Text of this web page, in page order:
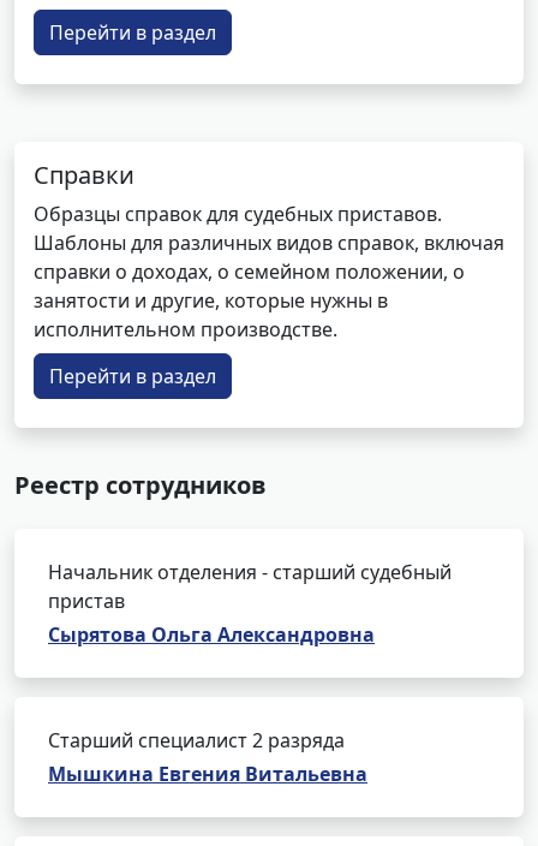
Перейти в раздел
Справки
Образцы справок для судебных приставов.
Шаблоны для различных видов справок, включая
справки о доходах, о семейном положении, о
занятости и другие, которые нужны в
исполнительном производстве.
Перейти в раздел
Реестр сотрудников
Начальник отделения - старший судебный
пристав
Сырятова Ольга Александровна
Старший специалист 2 разряда
Мышкина Евгения Витальевна